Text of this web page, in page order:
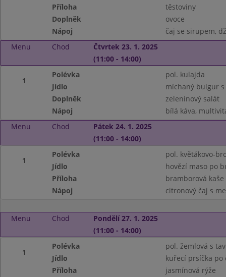
Příloha
těstoviny
Doplněk
ovoce
Nápoj
čaj se sirupem,
Menu
Chod
Čtvrtek 23. 1. 2025
(11:00 - 14:00)
1
Polévka
pol. kulajda
Jídlo
míchaný bulgur
Doplněk
zeleninový salát
Nápoj
bílá káva,
Menu
Chod
Pátek 24. 1. 2025
(11:00 - 14:00)
1
Polévka
pol. květákovo-
Jídlo
hovězí maso po
Příloha
bramborová kaše
Nápoj
citronový čaj s
Menu Chod
Pondělí 27. 1. 2025
(11:00 - 14:00)
1
Polévka
pol. žemlová s
Jídlo
kuřecí prsíčka po
Příloha
jasmínová rýže